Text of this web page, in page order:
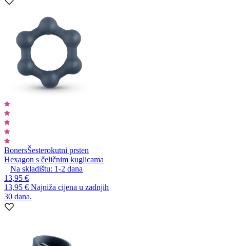
BonersŠesterokutni prsten
Hexagon s čeličnim kuglicama
Na skladištu: 1-2 dana
13,95 €
13,95 € Najniža cijena u zadnjih
30 dana.